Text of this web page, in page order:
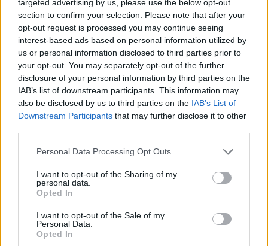
targeted advertising by us, please use the below opt-out
section to confirm your selection. Please note that after your
opt-out request is processed you may continue seeing
interest-based ads based on personal information utilized by
us or personal information disclosed to third parties prior to
your opt-out. You may separately opt-out of the further
disclosure of your personal information by third parties on the
IAB’s list of downstream participants. This information may
also be disclosed by us to third parties on the IAB’s List of
Downstream Participants that may further disclose it to other
Please note that this website/app uses one or more Google
not limited to your visit or usage behaviour. You may click to
grant or deny consent to Google and its third-party tags to
use your data for below specified purposes in below Google
consent section.
Personal Data Processing Opt Outs
I want to opt-out of the Sharing of my
personal data.
Opted In
I want to opt-out of the Sale of my
Personal Data.
Opted In
szélét, majd gombóccá gömbölyítjük. Óvatosan
gömbölyítsük, és a lekvár a tészta közepére kerüljön,
hogy főzés közben ne tudjon kifolyni.
A fazekat feltesszük a tűzhelyre, és felforraljuk a
vizet. Mikor forr a víz, bele teszünk annyi gombócot,
ami kényelmesen elfér (vigyázat, nőni fognak ).
Lefedjük egy olyan fedővel, ami nem enged ki egy
kevéske gőzt sem. Nem baj, ha lyuk van a fazekunk
fedőjén, lefedjük egy törlőruhával.
15 percig gőzöljük a gombócokat, és közben
NEM
SZABAD LEVENNI A FEDŐT, mert összeesik a
gombóc. 15 perc után kész. Kivesszük, és
vaníliasodóval, valamint nyírfacukrozott mákkal
kínáljuk.